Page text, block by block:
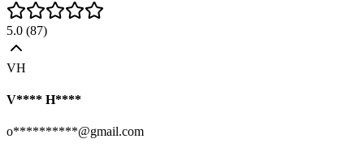
5.0 (87)
VH
V**** H****
o**********@gmail.com